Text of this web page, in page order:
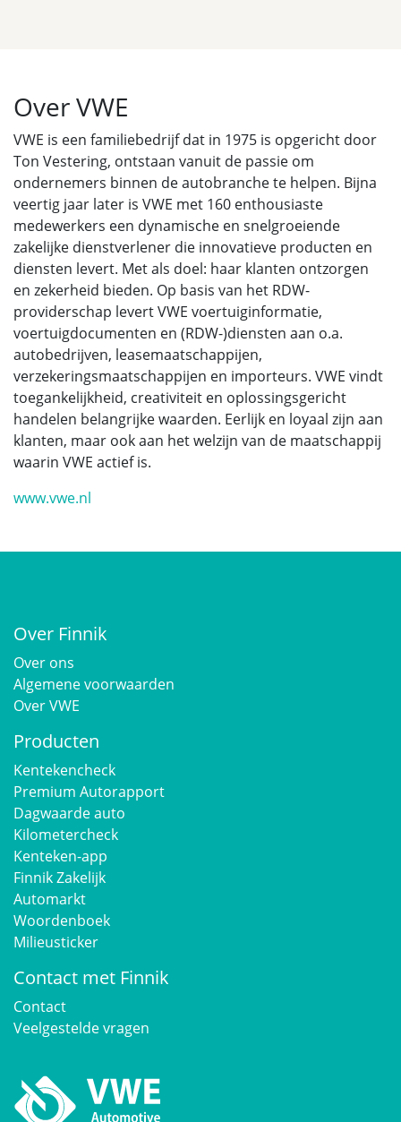
Over VWE
VWE is een familiebedrijf dat in 1975 is opgericht door
Ton Vestering, ontstaan vanuit de passie om
ondernemers binnen de autobranche te helpen. Bijna
veertig jaar later is VWE met 160 enthousiaste
medewerkers een dynamische en snelgroeiende
zakelijke dienstverlener die innovatieve producten en
diensten levert. Met als doel: haar klanten ontzorgen
en zekerheid bieden. Op basis van het RDW-
providerschap levert VWE voertuiginformatie,
voertuigdocumenten en (RDW-)diensten aan o.a.
autobedrijven, leasemaatschappijen,
verzekeringsmaatschappijen en importeurs. VWE vindt
toegankelijkheid, creativiteit en oplossingsgericht
handelen belangrijke waarden. Eerlijk en loyaal zijn aan
klanten, maar ook aan het welzijn van de maatschappij
waarin VWE actief is.
www.vwe.nl
Over Finnik
Over ons
Algemene voorwaarden
Over VWE
Producten
Kentekencheck
Premium Autorapport
Dagwaarde auto
Kilometercheck
Kenteken-app
Finnik Zakelijk
Automarkt
Woordenboek
Milieusticker
Contact met Finnik
Contact
Veelgestelde vragen